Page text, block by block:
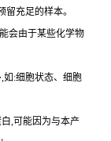
充足的样本。
会由于某些化学物
如:细胞状态、细胞
,可能因为与本产